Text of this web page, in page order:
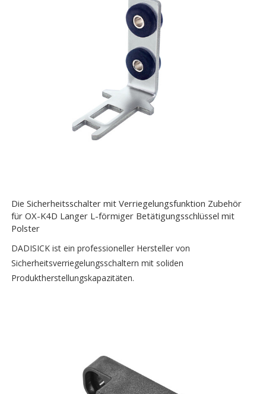
Die Sicherheitsschalter mit Verriegelungsfunktion Zubehör
für OX-K4D Langer L-förmiger Betätigungsschlüssel mit
Polster
DADISICK ist ein professioneller Hersteller von
Sicherheitsverriegelungsschaltern mit soliden
Produktherstellungskapazitäten.